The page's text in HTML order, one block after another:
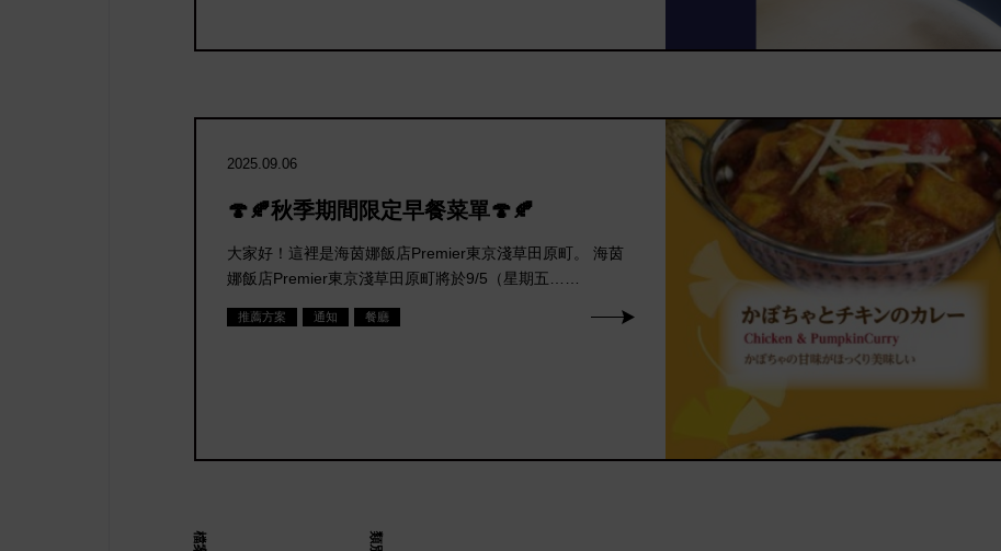
2025.09.06
🍄🍂秋季期間限定早餐菜單🍄🍂
大家好！這裡是海茵娜飯店Premier東京淺草田原町。 海茵
娜飯店Premier東京淺草田原町將於9/5（星期五……
推薦方案 通知 餐廳
檔案 類別